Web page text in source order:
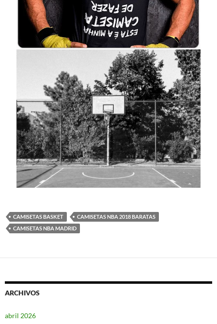
CAMISETAS BASKET
CAMISETAS NBA 2018 BARATAS
CAMISETAS NBA MADRID
ARCHIVOS
abril 2026